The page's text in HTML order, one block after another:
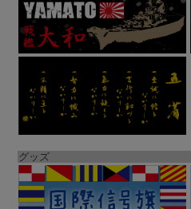
グッズ